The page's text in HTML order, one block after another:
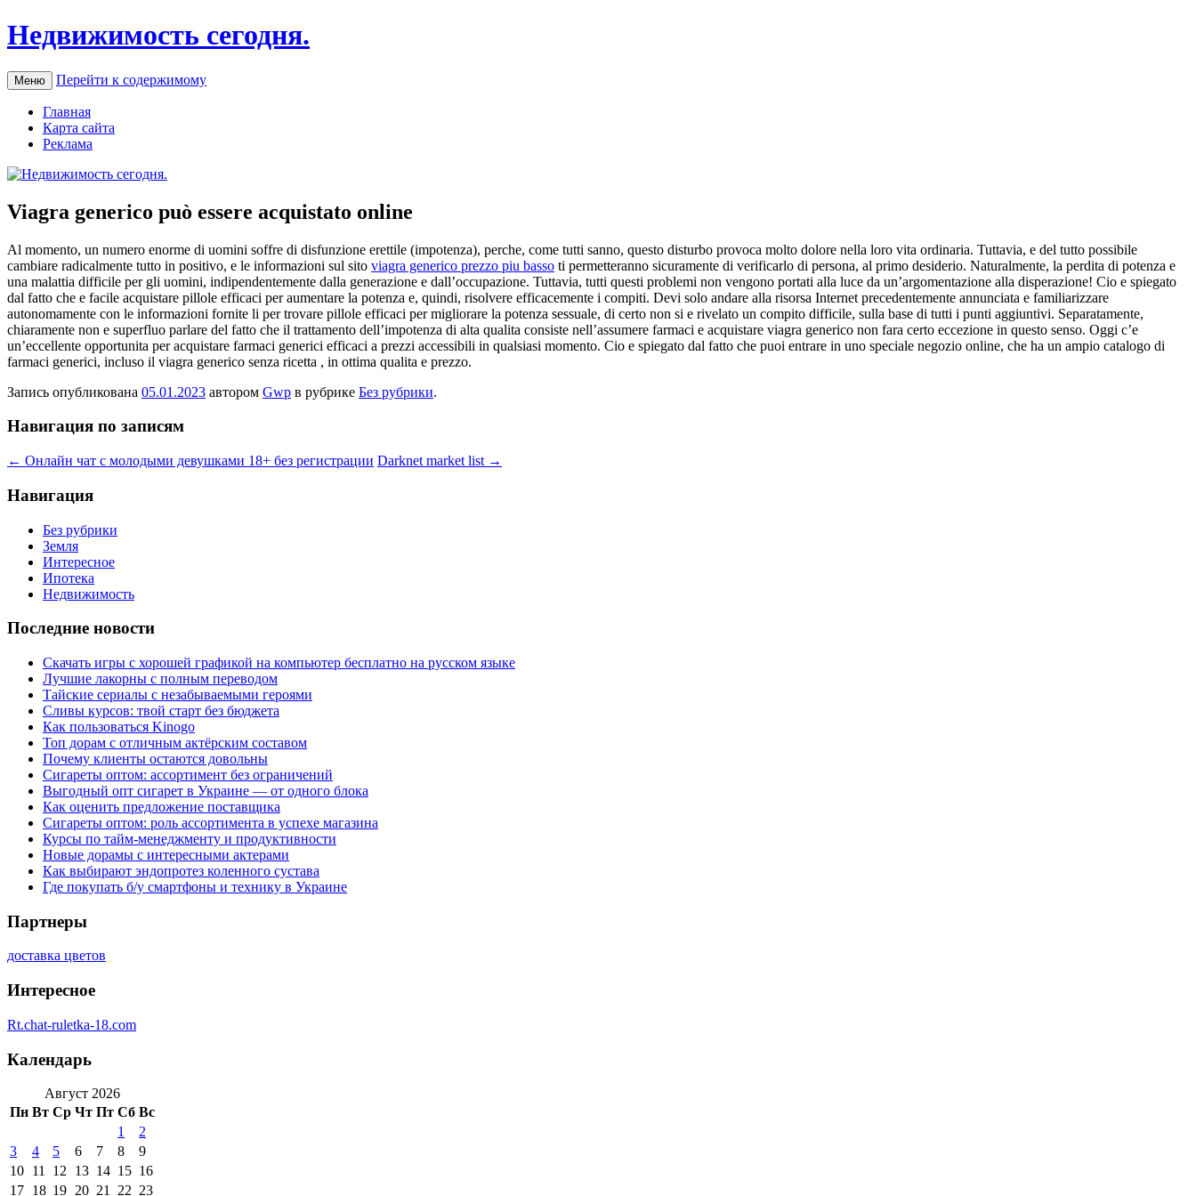
Недвижимость сегодня.
Меню Перейти к содержимому
Главная
Карта сайта
Реклама
Viagra generico può essere acquistato online
Al momento, un numero enorme di uomini soffre di disfunzione erettile (impotenza), perche, come tutti sanno, questo disturbo provoca molto dolore nella loro vita ordinaria. Tuttavia, e del tutto possibile
cambiare radicalmente tutto in positivo, e le informazioni sul sito viagra generico prezzo piu basso ti permetteranno sicuramente di verificarlo di persona, al primo desiderio. Naturalmente, la perdita di potenza e
una malattia difficile per gli uomini, indipendentemente dalla generazione e dall’occupazione. Tuttavia, tutti questi problemi non vengono portati alla luce da un’argomentazione alla disperazione! Cio e spiegato
dal fatto che e facile acquistare pillole efficaci per aumentare la potenza e, quindi, risolvere efficacemente i compiti. Devi solo andare alla risorsa Internet precedentemente annunciata e familiarizzare
autonomamente con le informazioni fornite li per trovare pillole efficaci per migliorare la potenza sessuale, di certo non si e rivelato un compito difficile, sulla base di tutti i punti aggiuntivi. Separatamente,
chiaramente non e superfluo parlare del fatto che il trattamento dell’impotenza di alta qualita consiste nell’assumere farmaci e acquistare viagra generico non fara certo eccezione in questo senso. Oggi c’e
un’eccellente opportunita per acquistare farmaci generici efficaci a prezzi accessibili in qualsiasi momento. Cio e spiegato dal fatto che puoi entrare in uno speciale negozio online, che ha un ampio catalogo di
farmaci generici, incluso il viagra generico senza ricetta , in ottima qualita e prezzo.
Запись опубликована 05.01.2023 автором Gwp в рубрике Без рубрики.
Навигация по записям
← Онлайн чат с молодыми девушками 18+ без регистрации Darknet market list →
Навигация
Без рубрики
Земля
Интересное
Ипотека
Недвижимость
Последние новости
Скачать игры с хорошей графикой на компьютер бесплатно на русском языке
Лучшие лакорны с полным переводом
Тайские сериалы с незабываемыми героями
Сливы курсов: твой старт без бюджета
Как пользоваться Kinogo
Топ дорам с отличным актёрским составом
Почему клиенты остаются довольны
Сигареты оптом: ассортимент без ограничений
Выгодный опт сигарет в Украине — от одного блока
Как оценить предложение поставщика
Сигареты оптом: роль ассортимента в успехе магазина
Курсы по тайм-менеджменту и продуктивности
Новые дорамы с интересными актерами
Как выбирают эндопротез коленного сустава
Где покупать б/у смартфоны и технику в Украине
Партнеры
доставка цветов
Интересное
Rt.chat-ruletka-18.com
Календарь
Август 2026
Пн Вт Ср Чт Пт Сб Вс
1
2
3
4 5 6 7 8
9
10 11 12 13 14 15 16
17 18 19 20 21 22 23